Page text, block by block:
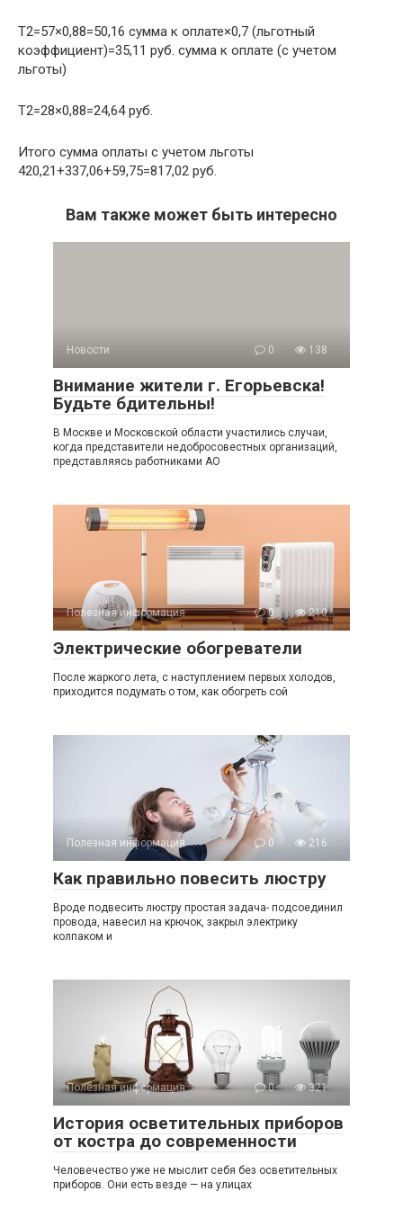
Т2=57×0,88=50,16 сумма к оплате×0,7 (льготный
коэффициент)=35,11 руб. сумма к оплате (с учетом
льготы)
Т2=28×0,88=24,64 руб.
Итого сумма оплаты с учетом льготы
420,21+337,06+59,75=817,02 руб.
Вам также может быть интересно
Новости 0 138
Внимание жители г. Егорьевска!
Будьте бдительны!
В Москве и Московской области участились случаи,
когда представители недобросовестных организаций,
представляясь работниками АО
Полезная информация 0 210
Электрические обогреватели
После жаркого лета, с наступлением первых холодов,
приходится подумать о том, как обогреть сой
Полезная информация 0 216
Как правильно повесить люстру
Вроде подвесить люстру простая задача- подсоединил
провода, навесил на крючок, закрыл электрику
колпаком и
Полезная информация 0 321
История осветительных приборов
от костра до современности
Человечество уже не мыслит себя без осветительных
приборов. Они есть везде — на улицах